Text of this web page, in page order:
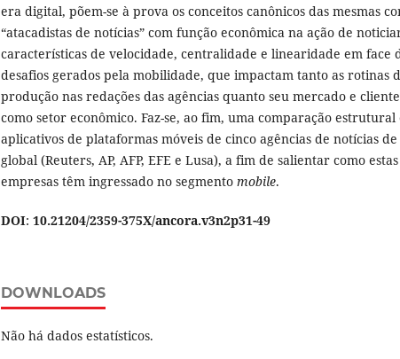
era digital, põem-se à prova os conceitos canônicos das mesmas
“atacadistas de notícias” com função econômica na ação de
características de velocidade, centralidade e linearidade em face
desafios gerados pela mobilidade, que impactam tanto as rotinas
produção nas redações das agências quanto seu mercado e
como setor econômico. Faz-se, ao fim, uma comparação
aplicativos de plataformas móveis de cinco agências de notícias
global (Reuters, AP, AFP, EFE e Lusa), a fim de salientar como estas
empresas têm ingressado no segmento mobile.
DOI: 10.21204/2359-375X/ancora.v3n2p31-49
DOWNLOADS
Não há dados estatísticos.